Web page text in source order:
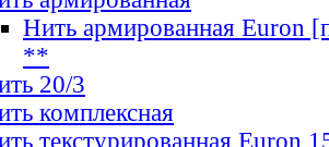
Нить армированная Euron
**
20/3
комплексная
текстурированная Euron